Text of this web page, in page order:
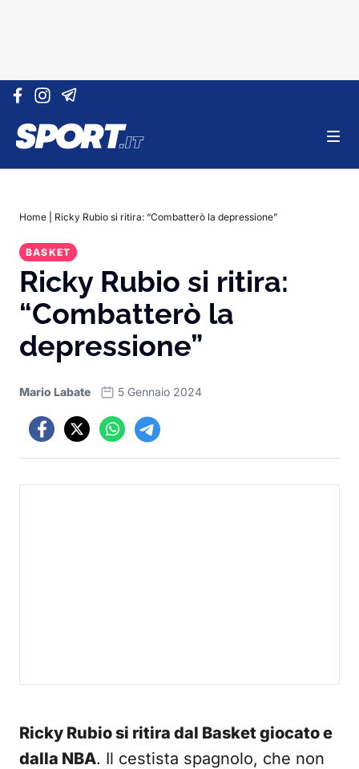
Vai al contenuto
Home Ricky Rubio si ritira: “Combatterò la depressione”
BASKET
Ricky Rubio si ritira:
“Combatterò la
depressione”
Mario Labate 5 Gennaio 2024
Ricky Rubio si ritira dal Basket giocato e
dalla NBA. Il cestista spagnolo, che non